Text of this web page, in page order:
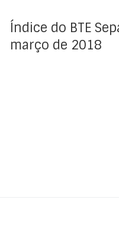
Índice do BTE
março de 2018